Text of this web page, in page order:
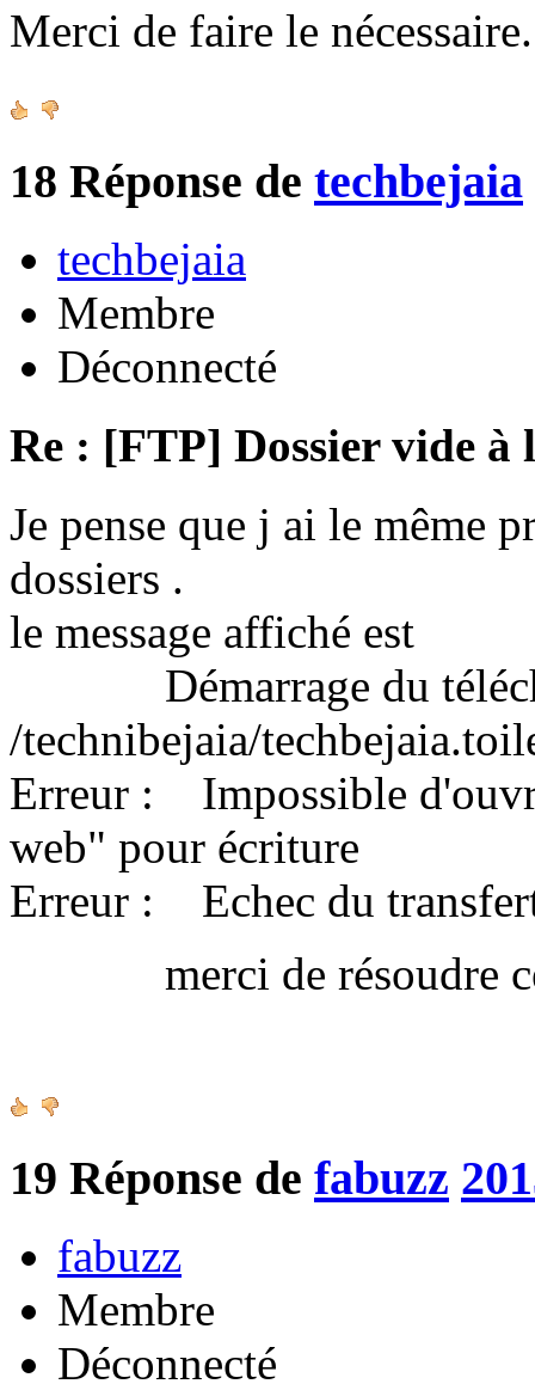
Merci de faire le
18 Réponse de techbejaia
techbejaia
Membre
Déconnecté
Re : [FTP] Dossier vide à
Je pense que j ai le même
dossiers .
le message affiché est
Démarrage du
/technibejaia/
Erreur : Impossible
web" pour écriture
Erreur : Echec du
merci de résoudre ce
19 Réponse de fabuzz
fabuzz
Membre
Déconnecté